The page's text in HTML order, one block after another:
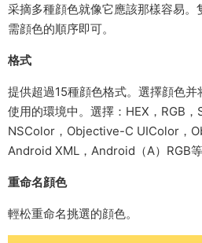
采摘多種顔色就像它應該那樣容易
需顔色的順序即可。
格式
提供超過15種顔色格式。選擇顔色
使用的環境中。選擇：HEX，RGB
NSColor，Objective-C UIColor，
Android XML，Android（A）RGB等
重命名顔色
輕松重命名挑選的顔色。